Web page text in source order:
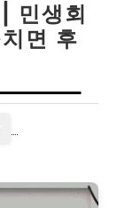
민생회
면 후